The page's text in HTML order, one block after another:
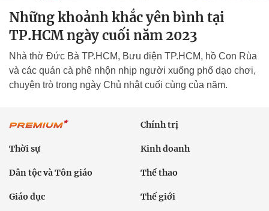
Những khoảnh khắc yên bình tại
TP.HCM ngày cuối năm 2023
Nhà thờ Đức Bà TP.HCM, Bưu điện TP.HCM, hồ Con Rùa
và các quán cà phê nhộn nhịp người xuống phố dạo chơi,
chuyện trò trong ngày Chủ nhật cuối cùng của năm.
Chính trị
Thời sự Kinh doanh
Dân tộc và Tôn giáo Thể thao
Giáo dục Thế giới